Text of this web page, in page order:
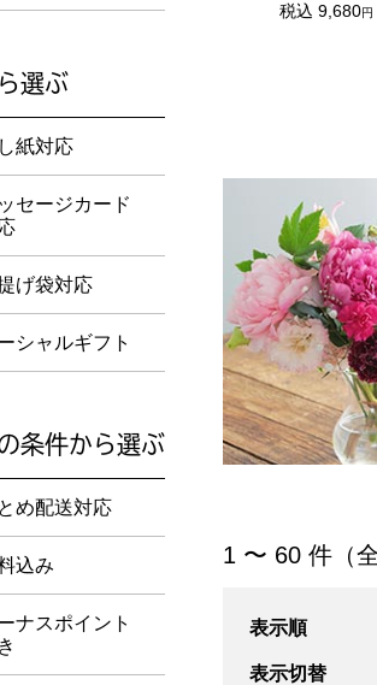
税込 9,680円
「花」の商品一覧
1 〜 60 件（
表示順
表示切替
選ぶ
メッセージカード・手提げ袋に対応して
紙対応
セージカード
げ袋対応
シャルギフト
条件から選ぶ
・ボーナスポイント付き・早得・期間限
め配送対応
込み
ナスポイント